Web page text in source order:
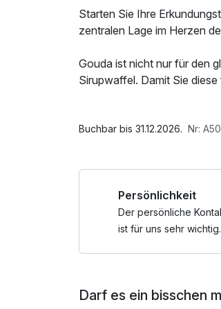
Starten Sie Ihre
zentralen Lage im Herzen
Gouda ist nicht nur für den
Sirupwaffel. Damit Sie
Bitte beachten Sie, dass
W-LAN Nutzung /
Buchbar bis 31.12.2026. Nr:
Persönlichkeit
Der persönliche
ist für uns sehr wichtig.
Darf es ein bisschen